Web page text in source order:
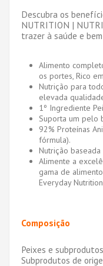
Descubra os
NUTRITION |
trazer à saúde e
Alimento
os portes, Rico
Nutrição para
elevada
1º Ingrediente
Suporta um pelo
92% Proteínas
fórmula).
Nutrição baseada
Alimente a
gama de
Everyday
Composição
Peixes e
Subprodutos de